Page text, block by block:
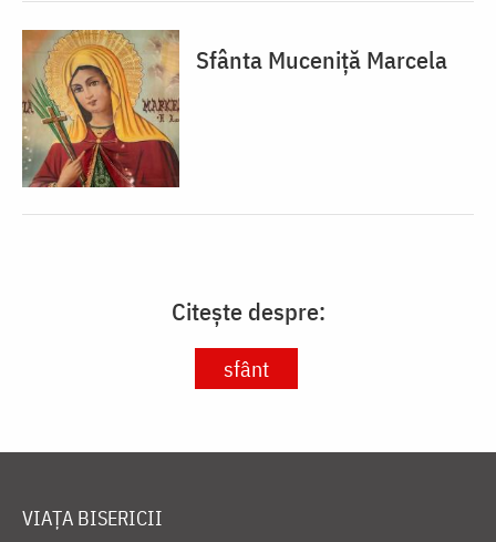
Sfânta Muceniță Marcela
Citește despre:
sfânt
VIAȚA BISERICII